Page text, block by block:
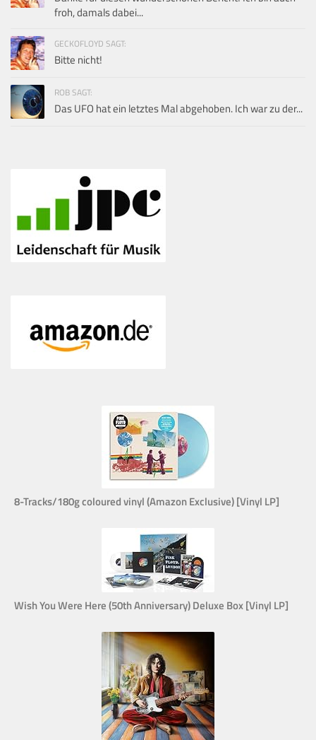
froh, damals dabei...
GECKOFLOYD SAGT:
Bitte nicht!
ROB SAGT:
Das UFO hat ein letztes Mal abgehoben. Ich war zu der...
8-Tracks/180g coloured vinyl (Amazon Exclusive) [Vinyl LP]
Wish You Were Here (50th Anniversary) Deluxe Box [Vinyl LP]